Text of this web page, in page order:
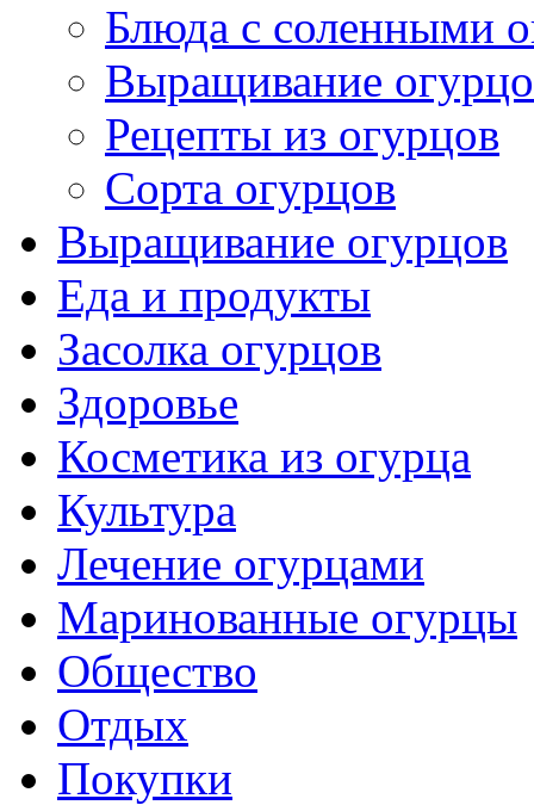
Блюда с соленными
Выращивание
Рецепты из огурцов
Сорта огурцов
Выращивание огурцов
Еда и продукты
Засолка огурцов
Здоровье
Косметика из огурца
Культура
Лечение огурцами
Маринованные огурцы
Общество
Отдых
Покупки